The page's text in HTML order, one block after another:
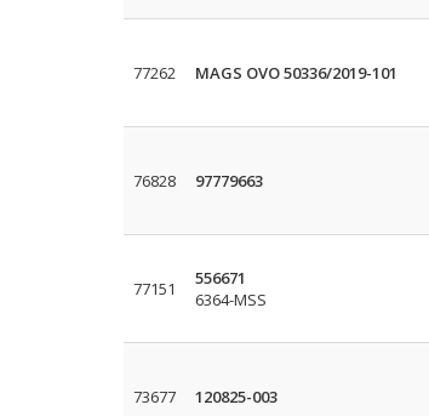
77262 MAGS OVO 50336/2019-101
76828 97779663
77151
556671
6364-MSS
73677 120825-003